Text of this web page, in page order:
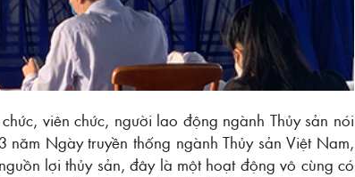
viên chức, người lao động ngành Thủy sản nói
Ngày truyền thống ngành Thủy sản Việt Nam,
lợi thủy sản, đây là một hoạt động vô cùng có